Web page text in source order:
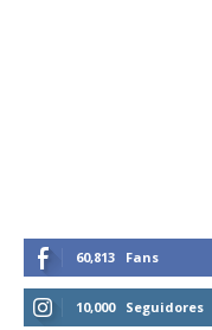
60,813 Fans
10,000 Seguidores